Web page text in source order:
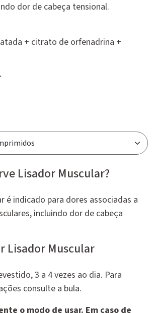
dor de cabeça tensional.
+ citrato de orfenadrina +
Lisador Muscular?
é indicado para dores associadas a
incluindo dor de cabeça
Lisador Muscular
3 a 4 vezes ao dia. Para
consulte a bula.
o modo de usar. Em caso de